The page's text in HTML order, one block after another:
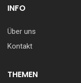
INFO
Über uns
Kontakt
THEMEN